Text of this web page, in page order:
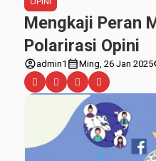
Mengkaji Peran
Polarirasi Opini
account_circleadmin1 calendar_monthMing, 26 Jan 2025